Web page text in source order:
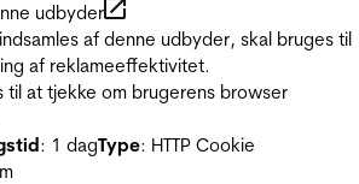
udbyder
af denne udbyder, skal bruges til
af reklameeffektivitet.
til at tjekke om brugerens browser
: 1 dagType: HTTP Cookie